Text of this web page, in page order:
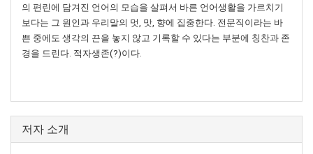
의 편린에 담겨진 언어의 모습을 살펴서 바른 언어생활을 가르치기
보다는 그 원인과 우리말의 멋, 맛, 향에 집중한다. 전문직이라는 바
쁜 중에도 생각의 끈을 놓지 않고 기록할 수 있다는 부분에 칭찬과 존
경을 드린다. 적자생존(?)이다.
저자 소개